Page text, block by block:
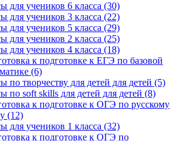
для учеников 6 класса (30)
для учеников 3 класса (22)
для учеников 5 класса (29)
для учеников 2 класса (25)
для учеников 4 класса (18)
к подготовке к ЕГЭ по базовой
(6)
по творчеству для детей для детей (5)
по soft skills для детей для детей (8)
к подготовке к ОГЭ по русскому
(12)
для учеников 1 класса (32)
к подготовке к ОГЭ по